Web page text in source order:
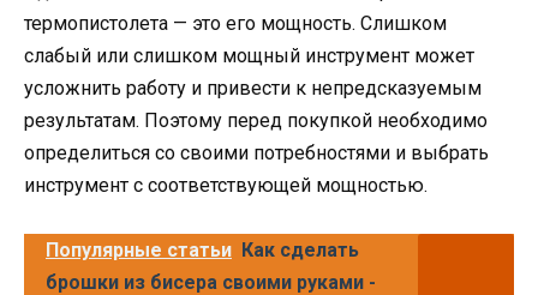
термопистолета — это его мощность. Слишком
слабый или слишком мощный инструмент может
усложнить работу и привести к непредсказуемым
результатам. Поэтому перед покупкой необходимо
определиться со своими потребностями и выбрать
инструмент с соответствующей мощностью.
Популярные статьи Как сделать
брошки из бисера своими руками -